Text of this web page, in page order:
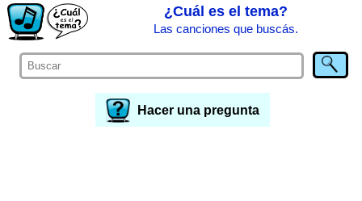
¿Cuál es el tema?
Las canciones que buscás.
Hacer una pregunta